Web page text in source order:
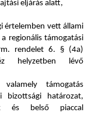
eljárás alatt,
értelemben vett állami
regionális támogatási
rendelet 6. § (4a)
helyzetben lévő
támogatás
bizottsági határozat,
és belső piaccal